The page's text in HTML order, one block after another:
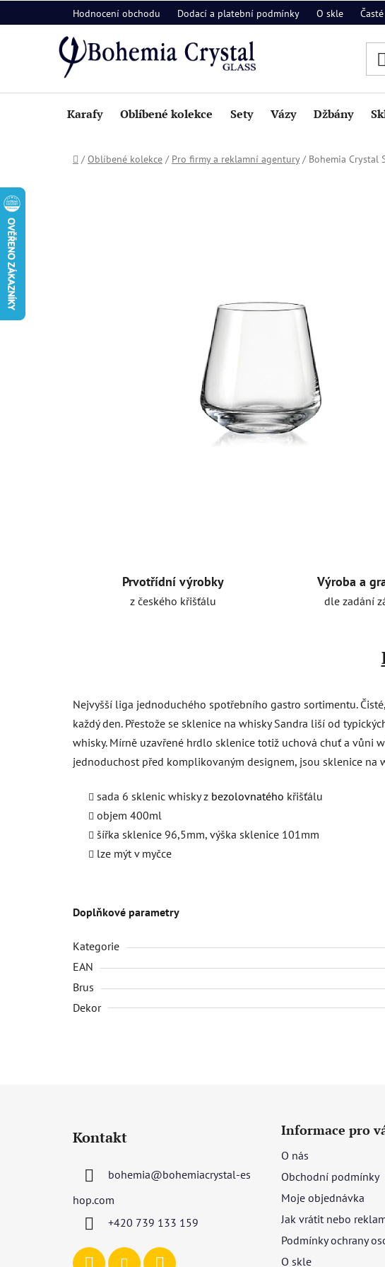
na
Hodnocení obchodu Dodací a platební podmínky O skle
Karafy Oblíbené kolekce Sety Vázy Džbány
Domů
/ Oblíbené kolekce / Pro firmy a reklamní agentury / Bohemia Crystal
Prvotřídní výrobky
z českého křišťálu
Výroba a
dle zadání
Nejvyšší liga jednoduchého spotřebního gastro sortimentu.
každý den. Přestože se sklenice na whisky Sandra liší od
whisky. Mírně uzavřené hrdlo sklenice totiž uchová chuť a vůni
jednoduchost před komplikovaným designem, jsou sklenice na
sada 6 sklenic whisky z bezolovnatého křišťálu
objem 400ml
šířka sklenice 96,5mm, výška sklenice 101mm
lze mýt v myčce
Doplňkové parametry
Kategorie
EAN
Brus
Dekor
Kontakt
bohemia@bohemiacrystal-es
hop.com
+420 739 133 159
Informace pro
O nás
Obchodní podmínky
Moje objednávka
Jak vrátit nebo
Podmínky ochrany
O skle